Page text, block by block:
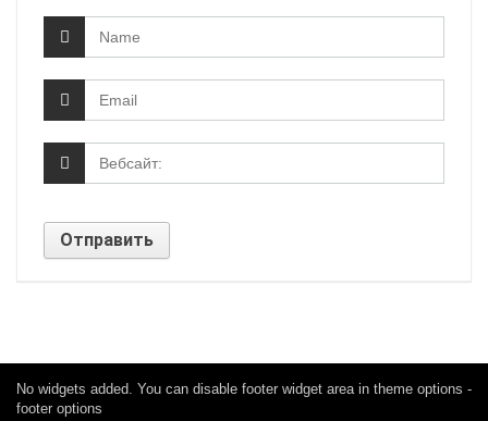
No widgets added. You can disable footer widget area in theme options -
footer options